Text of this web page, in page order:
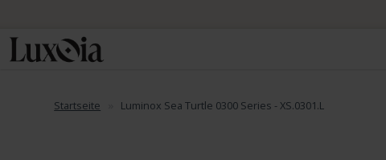
Startseite Luminox Sea Turtle 0300 Series - XS.0301.L